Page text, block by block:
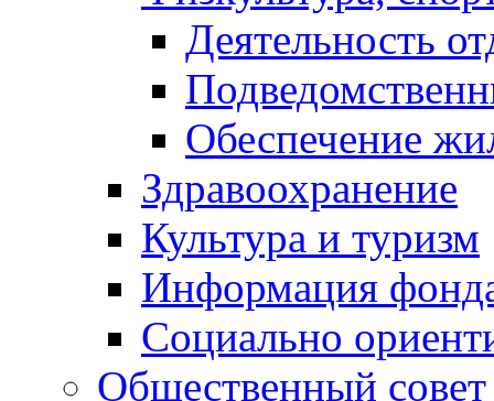
Деятельность
Обеспечение
Здравоохранение
Культура и туризм
Информация
Социально
Общественный